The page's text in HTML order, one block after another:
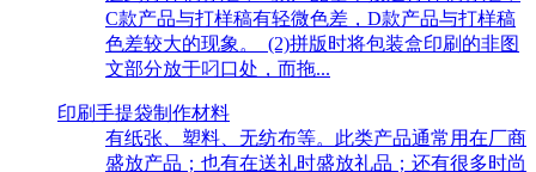
C款产品与打样稿有轻微色差，D款产品与打样稿
色差较大的现象。 (2)拼版时将包装盒印刷的非图
文部分放于叼口处，而拖...
印刷手提袋制作材料
有纸张、塑料、无纺布等。此类产品通常用在厂商
盛放产品；也有在送礼时盛放礼品；还有很多时尚